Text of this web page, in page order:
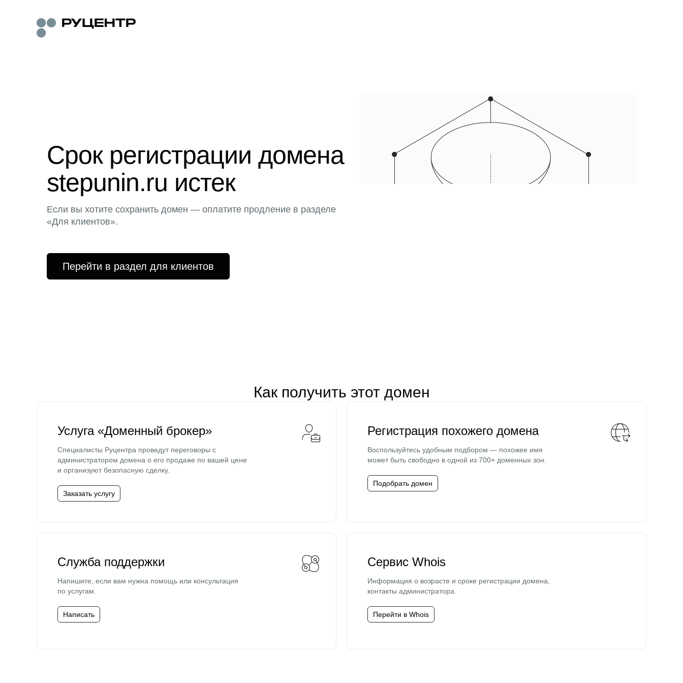
Срок регистрации домена
stepunin.ru истек
Если вы хотите сохранить домен — оплатите продление в разделе
«Для клиентов».
Перейти в раздел для клиентов
Как получить этот домен
Услуга «Доменный брокер»
Специалисты Руцентра проведут переговоры с
администратором домена о его продаже по вашей цене
и организуют безопасную сделку.
Заказать услугу
Регистрация похожего домена
Воспользуйтесь удобным подбором — похожее имя
может быть свободно в одной из 700+ доменных зон.
Подобрать домен
Служба поддержки
Напишите, если вам нужна помощь или консультация
по услугам.
Написать
Сервис Whois
Информация о возрасте и сроке регистрации домена,
контакты администратора.
Перейти в Whois